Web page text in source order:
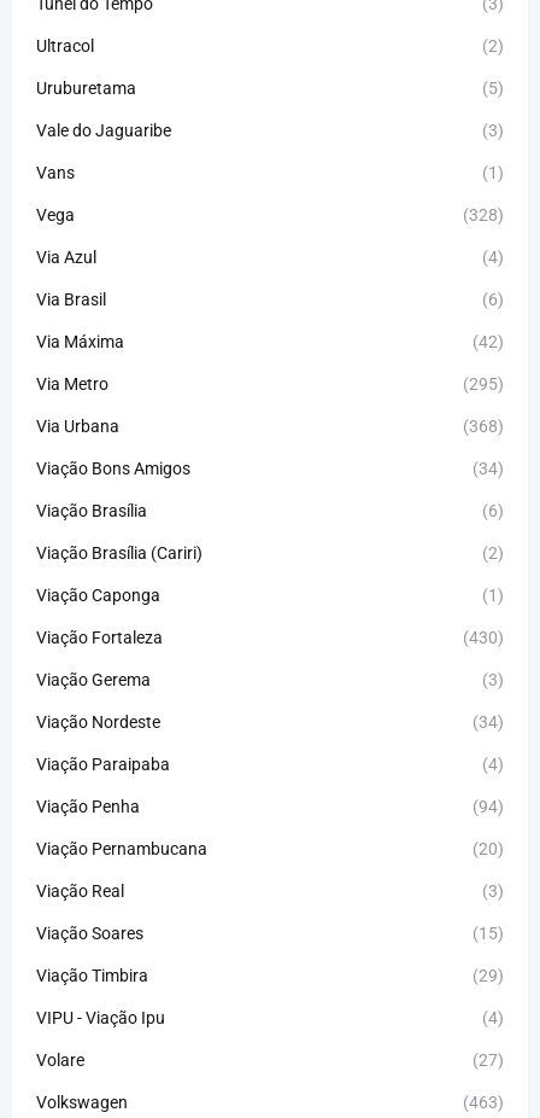
Ultracol (2)
Uruburetama (5)
Vale do Jaguaribe (3)
Vans (1)
Vega (328)
Via Azul (4)
Via Brasil (6)
Via Máxima (42)
Via Metro (295)
Via Urbana (368)
Viação Bons Amigos (34)
Viação Brasília (6)
Viação Brasília (Cariri) (2)
Viação Caponga (1)
Viação Fortaleza (430)
Viação Gerema (3)
Viação Nordeste (34)
Viação Paraipaba (4)
Viação Penha (94)
Viação Pernambucana (20)
Viação Real (3)
Viação Soares (15)
Viação Timbira (29)
VIPU - Viação Ipu (4)
Volare (27)
Volkswagen (463)